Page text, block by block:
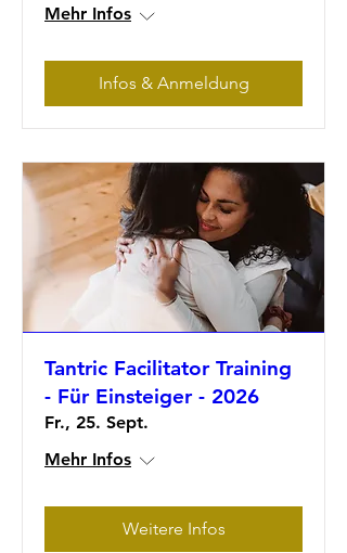
Mehr Infos
Infos & Anmeldung
Tantric Facilitator Training
- Für Einsteiger - 2026
Fr., 25. Sept.
Mehr Infos
Weitere Infos